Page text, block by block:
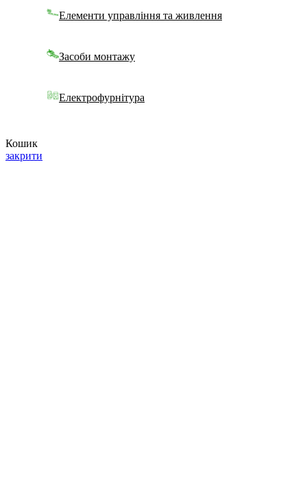
Елементи управління та живлення
Засоби монтажу
Електрофурнітура
Кошик
закрити